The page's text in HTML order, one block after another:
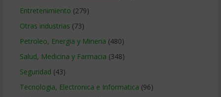
Entretenimiento (279)
Otras industrias (73)
Petroleo, Energia y Mineria (480)
Salud, Medicina y Farmacia (348)
Seguridad (43)
Tecnologia, Electronica e Informatica (96)